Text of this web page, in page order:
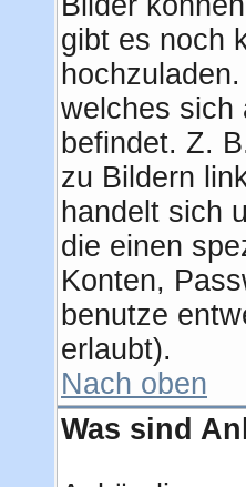
gibt es noch
welches sich
befindet. Z.
zu Bildern
handelt sich
die einen
Konten,
benutze
erlaubt).
Nach oben
Was sind